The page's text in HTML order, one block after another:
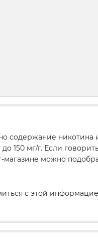
содержание никотина
150 мг/г. Если
магазине можно
с этой